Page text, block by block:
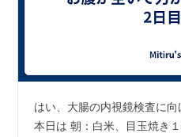
はい、大腸の内視鏡検査に向
本日は 朝：白米、目玉焼き